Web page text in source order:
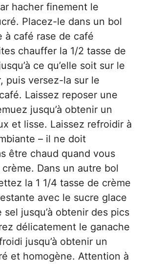
hacher finement le
Placez-le dans un bol
à café rase de café
chauffer la 1/2 tasse de
ce qu’elle soit sur le
puis versez-la sur le
Laissez reposer une
jusqu’à obtenir un
et lisse. Laissez refroidir à
– il ne doit
être chaud quand vous
crème. Dans un autre bol
la 1 1/4 tasse de crème
avec le sucre glace
jusqu’à obtenir des pics
délicatement le ganache
jusqu’à obtenir un
et homogène. Attention à